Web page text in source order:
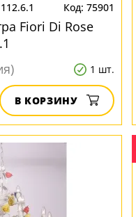
75901
Fiori Di Rose
1 шт.
В КОРЗИНУ